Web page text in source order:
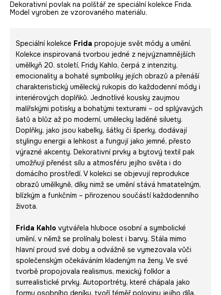
Dekorativní povlak na polštář ze speciální kolekce Frida.
Model vyroben ze vzorovaného materiálu.
Speciální kolekce Frida propojuje svět módy a umění.
Kolekce inspirovaná tvorbou jedné z nejvýznamnějších
umělkyň 20. století, Fridy Kahlo, čerpá z intenzity,
emocionality a bohaté symboliky jejích obrazů a přenáší
charakteristický umělecký rukopis do každodenní módy i
interiérových doplňků. Jednotlivé kousky zaujmou
malířskými potisky a bohatými texturami – od splývavých
šatů a blůz až po moderní, umělecky laděné siluety.
Doplňky, jako jsou kabelky, šátky či šperky, dodávají
stylingu energii a lehkost a fungují jako jemné, přesto
výrazné akcenty. Dekorativní prvky a bytový textil pak
umožňují přenést sílu a atmosféru jejího světa i do
domácího prostředí. V kolekci se objevují reprodukce
obrazů umělkyně, díky nimž se umění stává hmatatelným,
blízkým a funkčním – přirozenou součástí každodenního
života.
Frida Kahlo vytvářela hluboce osobní a symbolické
umění, v němž se prolínaly bolest i barvy. Stála mimo
hlavní proud své doby a odvážně se vymezovala vůči
společenským očekáváním kladeným na ženy. Ve své
tvorbě propojovala realismus, mexický folklor a
surrealistické prvky. Autoportréty, které chápala jako
formu osobního deníku, tvoří téměř polovinu jejího díla.